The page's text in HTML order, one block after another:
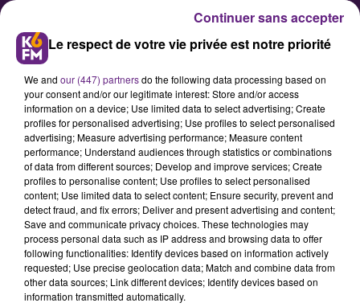
Intempéries : Une cellule de suivi
mise en place en Côte-d'Or
La Préfecture de Côte-d'Or annonce
avoir tenue la première assemblée
de sa cellule de suivi des aléas
climatique dédiée aux exploitations
Le respect de votre vie privée est notre priorité
We and our (447) partnersdo the following data processing based on
your consent and/or our legitimate interest: Store and/or access
information on a device; Use limited data to select advertising; Create
profiles for personalised advertising; Use profiles to select personalised
advertising; Measure advertising performance; Measure content
performance; Understand audiences through statistics or combinations
of data from different sources; Develop and improve services; Create
profiles to personalise content; Use profiles to select personalised
content; Use limited data to select content; Ensure security, prevent and
detect fraud, and fix errors; Deliver and present advertising and content;
Save and communicate privacy choices. These technologies may
process personal data such as IP address and browsing data to offer
following functionalities: Identify devices based on information actively
requested; Use precise geolocation data; Match and combine data from
other data sources; Link different devices; Identify devices based on
information transmitted automatically.
Continuer sans accepter